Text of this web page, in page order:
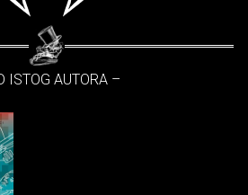
ISTOG AUTORA –